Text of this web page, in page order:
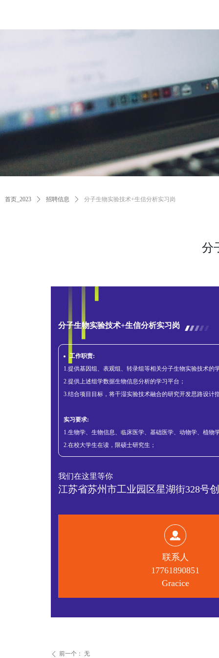
分
分子生物实验技术+生信分析实习岗
工作职责:
1.提供基因组、表观组、转录组等相关分子生物实验技术的
2.提供上述组学数据生物信息分析的学习平台；
3.结合项目目标，将干湿实验技术融合的研究开发思路设计
实习要求:
1.生物学、生物信息、临床医学、基础医学、动物学、植物
2.在校大学生在读，限硕士研究生；
我们在这里等你
江苏省苏州市工业园区星湖街328号
联系人
17761890851
Gracice
首页_2023 ꄲ 招聘信息 ꄲ 分子生物实验技术+生信分析实习岗
ꄴ 前一个： 无